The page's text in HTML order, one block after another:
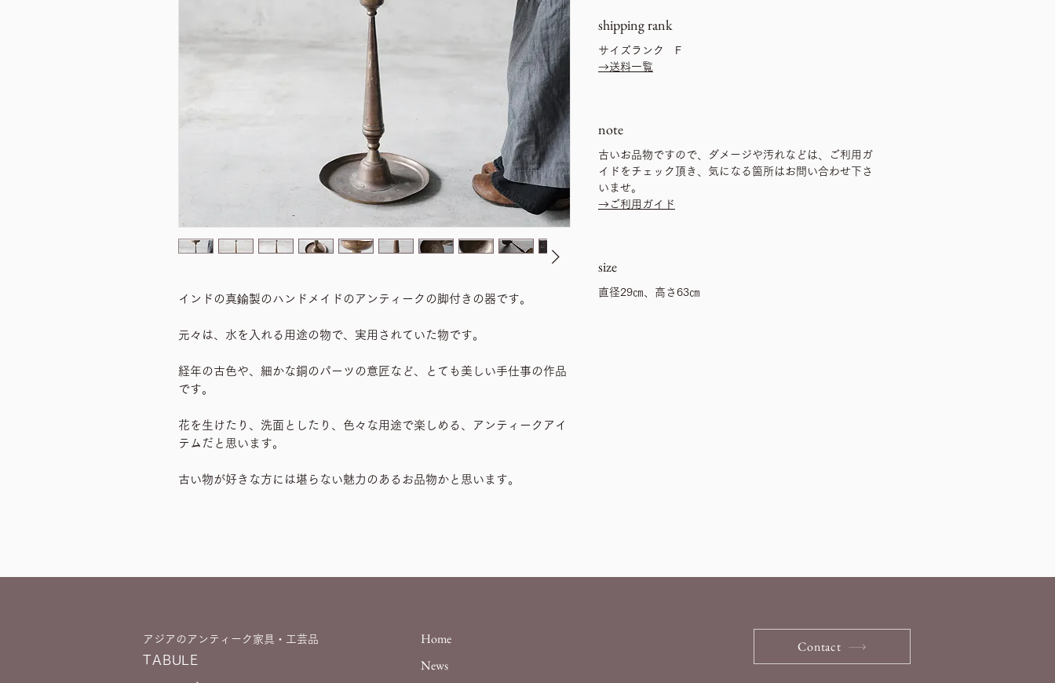
インドの真鍮製のハンドメイドのアンティークの脚付きの器です。
元々は、水を入れる用途の物で、実用されていた物です。
経年の古色や、細かな銅のパーツの意匠など、とても美しい手仕事の作品
です。
花を生けたり、洗面としたり、色々な用途で楽しめる、アンティークアイ
テムだと思います。
古い物が好きな方には堪らない魅力のあるお品物かと思います。
shipping rank
サイズランク F
→送料一覧
note
古いお品物ですので、ダメージや汚れなどは、ご利用ガ
イドをチェック頂き、気になる箇所はお問い合わせ下さ
いませ。
→ご利用ガイド
size
直径29㎝、高さ63㎝
アジアのアンティーク家具・工芸品
TABULE
Home
News
Contact